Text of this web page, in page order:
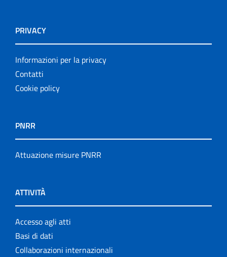
PRIVACY
Informazioni per la privacy
Contatti
Cookie policy
PNRR
Attuazione misure PNRR
ATTIVITÀ
Accesso agli atti
Basi di dati
Collaborazioni internazionali